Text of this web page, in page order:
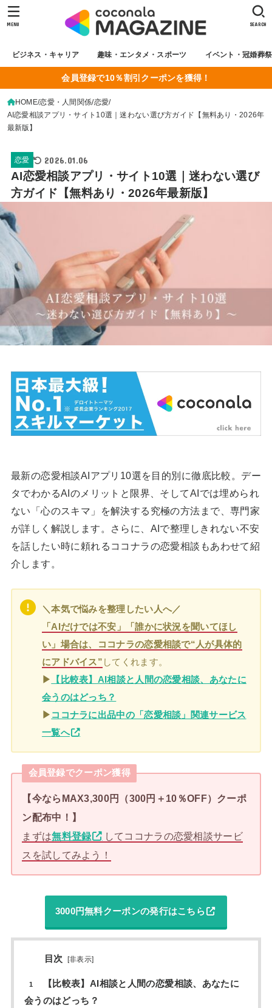
ビジネス・キャリア 趣味・エンタメ・スポーツ イベント・冠婚葬祭
SEARCH
MENU
会員登録で10％割引クーポンを獲得！
HOME 恋愛・人間関係 恋愛
AI恋愛相談アプリ・サイト10選｜迷わない選び方ガイド【無料あり・2026年
最新版】
恋愛 2026.01.06
AI恋愛相談アプリ・サイト10選｜迷わない選び
方ガイド【無料あり・2026年最新版】
最新の恋愛相談AIアプリ10選を目的別に徹底比較。デー
タでわかるAIのメリットと限界、そしてAIでは埋められ
ない「心のスキマ」を解決する究極の方法まで、専門家
が詳しく解説します。さらに、AIで整理しきれない不安
を話したい時に頼れるココナラの恋愛相談もあわせて紹
介します。
＼本気で悩みを整理したい人へ／
「AIだけでは不安」「誰かに状況を聞いてほし
い」場合は、ココナラの恋愛相談で“人が具体的
にアドバイス” してくれます。
▶
【比較表】AI相談と人間の恋愛相談、あなたに
会うのはどっち？
▶ ココナラに出品中の「恋愛相談」関連サービス
一覧へ
会員登録でクーポン獲得
【今ならMAX3,300円（300円＋10％OFF）クーポ
ン配布中！】
まずは無料登録
してココナラの恋愛相談サービ
スを試してみよう！
3000円無料クーポンの発行はこちら
目次 [非表示]
1
【比較表】AI相談と人間の恋愛相談、あなたに
会うのはどっち？